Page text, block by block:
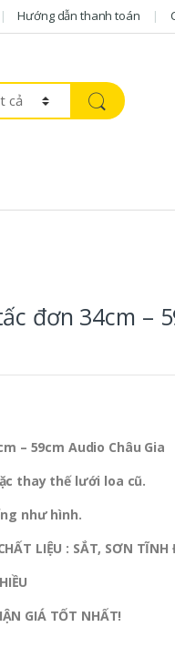
Hướng dẫn thanh toán
đơn 34cm –
– 59cm Audio Châu Gia
thay thế lưới loa cũ.
như hình.
LIỆU : SẮT, SƠN TĨNH
GIÁ TỐT NHẤT!